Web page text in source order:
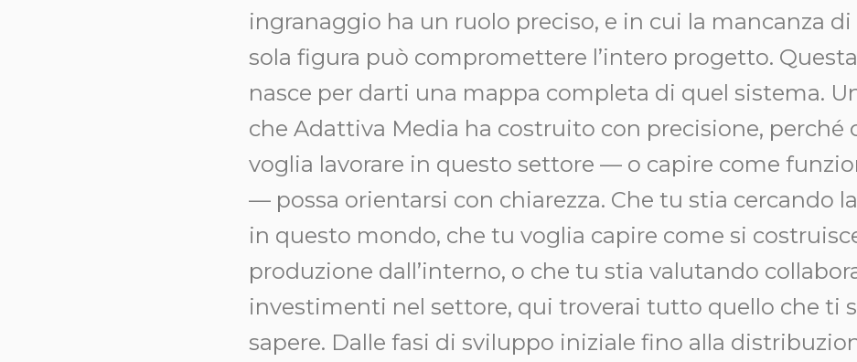
ingranaggio ha un ruolo preciso, e in cui la mancanza
sola figura può compromettere l’intero progetto.
nasce per darti una mappa completa di quel sistema.
che Adattiva Media ha costruito con precisione, perché
voglia lavorare in questo settore — o capire come
— possa orientarsi con chiarezza. Che tu stia cercando
in questo mondo, che tu voglia capire come si
produzione dall’interno, o che tu stia valutando
investimenti nel settore, qui troverai tutto quello che ti
sapere. Dalle fasi di sviluppo iniziale fino alla